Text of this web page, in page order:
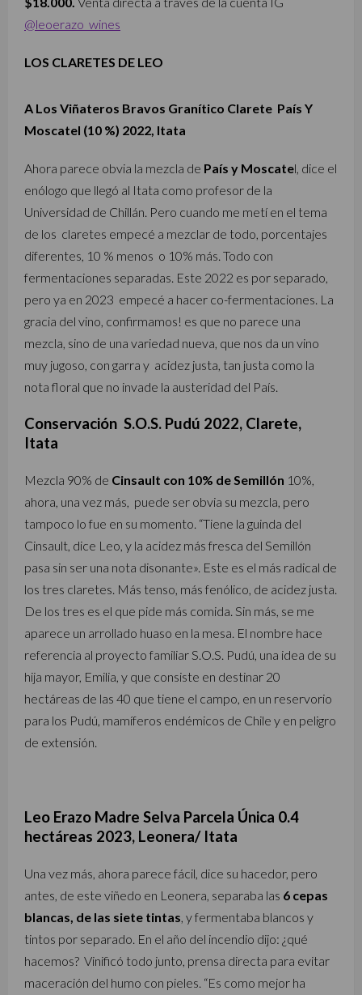
@leoerazo_wines
LOS CLARETES DE LEO
A Los Viñateros Bravos Granítico Clarete País Y
Moscatel (10 %) 2022, Itata
Ahora parece obvia la mezcla de País y Moscatel, dice el
enólogo que llegó al Itata como profesor de la
Universidad de Chillán. Pero cuando me metí en el tema
de los claretes empecé a mezclar de todo, porcentajes
diferentes, 10 % menos o 10% más. Todo con
fermentaciones separadas. Este 2022 es por separado,
pero ya en 2023 empecé a hacer co-fermentaciones. La
gracia del vino, confirmamos! es que no parece una
mezcla, sino de una variedad nueva, que nos da un vino
muy jugoso, con garra y acidez justa, tan justa como la
nota floral que no invade la austeridad del País.
Conservación S.O.S. Pudú 2022, Clarete,
Itata
Mezcla 90% de Cinsault con 10% de Semillón 10%,
ahora, una vez más, puede ser obvia su mezcla, pero
tampoco lo fue en su momento. “Tiene la guinda del
Cinsault, dice Leo, y la acidez más fresca del Semillón
pasa sin ser una nota disonante». Este es el más radical de
los tres claretes. Más tenso, más fenólico, de acidez justa.
De los tres es el que pide más comida. Sin más, se me
aparece un arrollado huaso en la mesa. El nombre hace
referencia al proyecto familiar S.O.S. Pudú, una idea de su
hija mayor, Emilia, y que consiste en destinar 20
hectáreas de las 40 que tiene el campo, en un reservorio
para los Pudú, mamíferos endémicos de Chile y en peligro
de extensión.
Leo Erazo Madre Selva Parcela Única 0.4
hectáreas 2023, Leonera/ Itata
Una vez más, ahora parece fácil, dice su hacedor, pero
antes, de este viñedo en Leonera, separaba las 6 cepas
blancas, de las siete tintas, y fermentaba blancos y
tintos por separado. En el año del incendio dijo: ¿qué
hacemos? Vinificó todo junto, prensa directa para evitar
maceración del humo con pieles. “Es como mejor ha